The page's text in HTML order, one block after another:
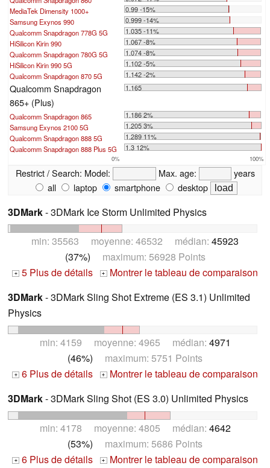
MediaTek Dimensity 1000+
0.99 -15%
Samsung Exynos 990
0.999 -14%
Qualcomm Snapdragon 778G 5G
1.035 -11%
HiSilicon Kirin 990
1.067 -8%
Qualcomm Snapdragon 780G 5G
1.074 -8%
HiSilicon Kirin 990 5G
1.102 -5%
Qualcomm Snapdragon 870 5G
1.142 -2%
Qualcomm Snapdragon
865+ (Plus)
1.165
Qualcomm Snapdragon 865
1.186 2%
Samsung Exynos 2100 5G
1.205 3%
Qualcomm Snapdragon 888 5G
1.289 11%
Qualcomm Snapdragon 888 Plus 5G
1.3 12%
0% 100%
Restrict / Search: Model: Max. age:
years
all
laptop smartphone desktop
3DMark- 3DMark Ice Storm Unlimited Physics
min: 35563 moyenne: 46532 médian: 45923
(37%) maximum: 56928 Points
+ 5 Plus de détails + Montrer le tableau de comparaison
3DMark- 3DMark Sling Shot Extreme (ES 3.1) Unlimited
Physics
min: 4159 moyenne: 4965 médian: 4971
(46%) maximum: 5751 Points
+ 6 Plus de détails + Montrer le tableau de comparaison
3DMark- 3DMark Sling Shot (ES 3.0) Unlimited Physics
min: 4178 moyenne: 4805 médian: 4642
(53%) maximum: 5686 Points
+ 6 Plus de détails + Montrer le tableau de comparaison